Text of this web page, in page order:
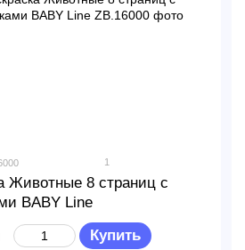
1
Животные 8 страниц с
BABY Line
Купить